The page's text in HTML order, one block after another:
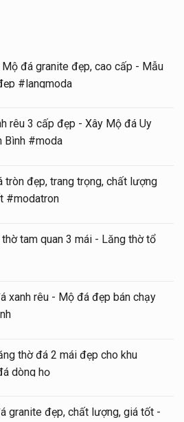
đá granite đẹp, cao cấp - Mẫu
#langmoda
rêu 3 cấp đẹp - Xây Mộ đá Uy
Bình #moda
tròn đẹp, trang trọng, chất lượng
#modatron
tam quan 3 mái - Lăng thờ tổ
xanh rêu - Mộ đá đẹp bán chạy
thờ đá 2 mái đẹp cho khu
dòng họ
granite đẹp, chất lượng, giá tốt -